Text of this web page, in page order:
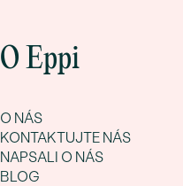
O Eppi
O NÁS
KONTAKTUJTE NÁS
NAPSALI O NÁS
BLOG